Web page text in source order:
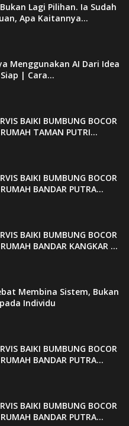
Lagi Pilihan. Ia Sudah
Apa Kaitannya...
Menggunakan AI Dari Idea
| Cara...
BAIKI BUMBUNG BOCOR
TAMAN PUTRI...
BAIKI BUMBUNG BOCOR
BANDAR PUTRA...
BAIKI BUMBUNG BOCOR
BANDAR KANGKAR ...
Membina Sistem, Bukan
Individu
BAIKI BUMBUNG BOCOR
BANDAR PUTRA...
BAIKI BUMBUNG BOCOR
BANDAR PUTRA...